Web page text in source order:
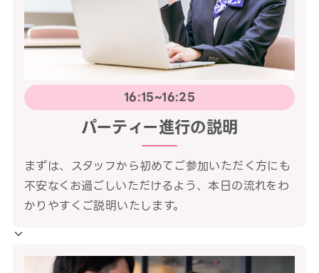
16:15~16:25
パーティー進行の説明
まずは、スタッフから初めてご参加いただく方にも
不安なくお過ごしいただけるよう、本日の流れをわ
かりやすくご説明いたします。